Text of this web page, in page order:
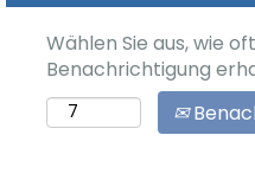
Wählen Sie aus, wie
Benachrichtigung